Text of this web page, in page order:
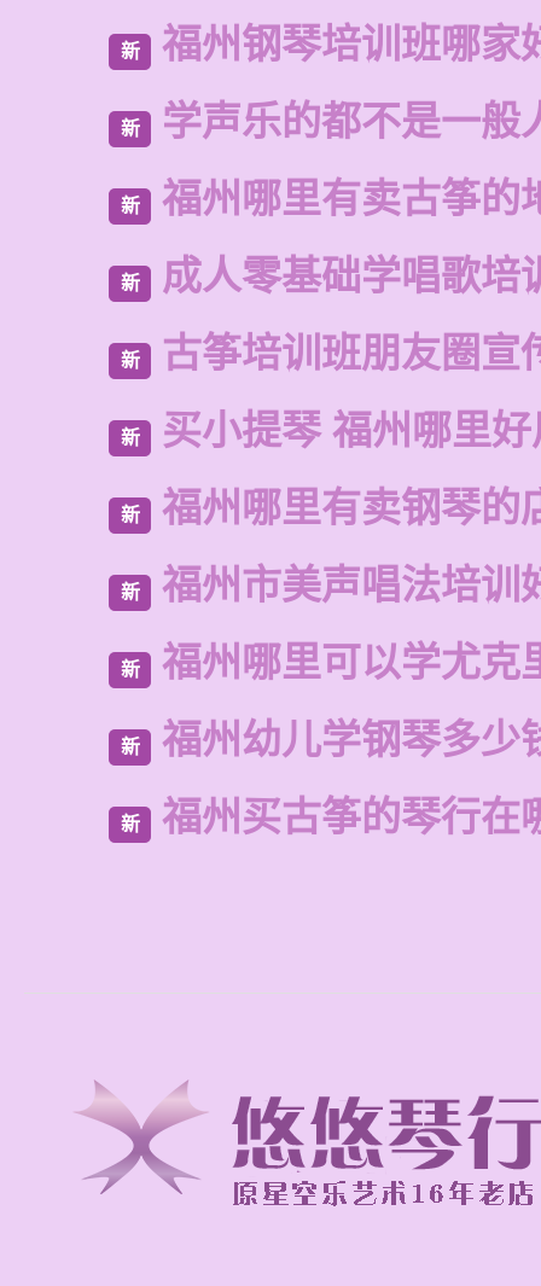
新 福州钢琴培训班哪家
新 学声乐的都不是一般
新 福州哪里有卖古筝的
新 成人零基础学唱歌培
新 古筝培训班朋友圈宣
新 买小提琴 福州哪里
新 福州哪里有卖钢琴的
新 福州市美声唱法培训
新 福州哪里可以学尤克
新 福州幼儿学钢琴多少
新 福州买古筝的琴行在